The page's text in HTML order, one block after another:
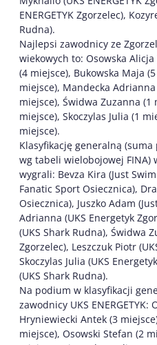
ENERGETYK Zgorzelec),
Rudna).
Najlepsi zawodnicy ze
wiekowych to: Osowska
(4 miejsce), Bukowska Maja
miejsce), Mandecka
miejsce), Świdwa Zuzanna (1
miejsce), Skoczylas Julia (1
miejsce).
Klasyfikację generalną
wg tabeli wielobojowej FINA)
wygrali: Bevza Kira (Just
Fanatic Sport Osiecznica),
Osiecznica), Juszko Adam
Adrianna (UKS Energetyk
(UKS Shark Rudna), Świdwa
Zgorzelec), Leszczuk Piotr
Skoczylas Julia (UKS
(UKS Shark Rudna).
Na podium w klasyfikacji
zawodnicy UKS
Hryniewiecki Antek (3
miejsce), Osowski Stefan (2